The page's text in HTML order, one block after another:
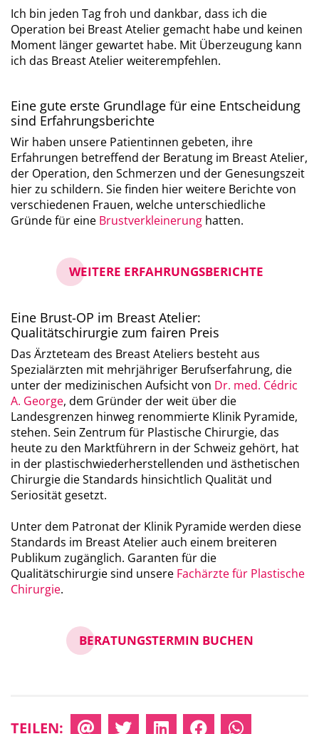
Ich bin jeden Tag froh und dankbar, dass ich die
Operation bei Breast Atelier gemacht habe und keinen
Moment länger gewartet habe. Mit Überzeugung kann
ich das Breast Atelier weiterempfehlen.
Eine gute erste Grundlage für eine Entscheidung
sind Erfahrungsberichte
Wir haben unsere Patientinnen gebeten, ihre
Erfahrungen betreffend der Beratung im Breast Atelier,
der Operation, den Schmerzen und der Genesungszeit
hier zu schildern. Sie finden hier weitere Berichte von
verschiedenen Frauen, welche unterschiedliche
Gründe für eine Brustverkleinerung hatten.
WEITERE ERFAHRUNGSBERICHTE
Eine Brust-OP im Breast Atelier:
Qualitätschirurgie zum fairen Preis
Das Ärzteteam des Breast Ateliers besteht aus
Spezialärzten mit mehrjähriger Berufserfahrung, die
unter der medizinischen Aufsicht von Dr. med. Cédric
A. George, dem Gründer der weit über die
Landesgrenzen hinweg renommierte Klinik Pyramide,
stehen. Sein Zentrum für Plastische Chirurgie, das
heute zu den Marktführern in der Schweiz gehört, hat
in der plastischwiederherstellenden und ästhetischen
Chirurgie die Standards hinsichtlich Qualität und
Seriosität gesetzt.
Unter dem Patronat der Klinik Pyramide werden diese
Standards im Breast Atelier auch einem breiteren
Publikum zugänglich. Garanten für die
Qualitätschirurgie sind unsere Fachärzte für Plastische
Chirurgie.
BERATUNGSTERMIN BUCHEN
TEILEN: